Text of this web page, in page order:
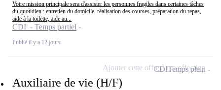
Votre mission principale sera d'assister les personnes fragiles dans certaines tâches
du quotidien : entretien du domicile, réalisation des courses, préparation du repas,
aide à la toilette, aide au...
CDI - Temps partiel
Publié il y a 12 jours
Auxiliaire de vie (H/F)
CDITemps plein
Ajouter cette offre à ma sélection